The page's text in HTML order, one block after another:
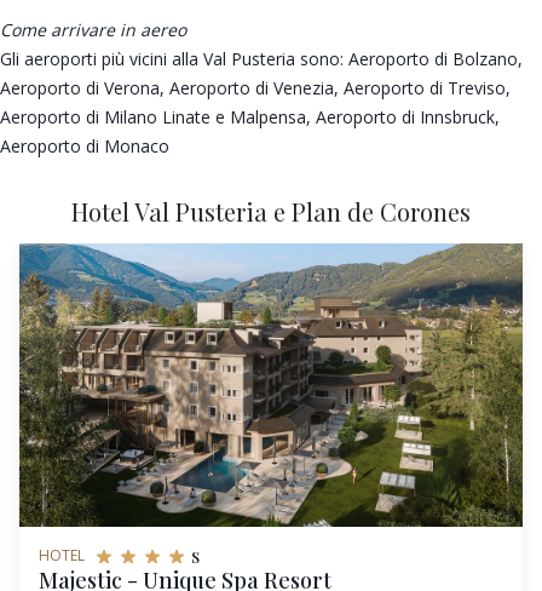
Come arrivare in aereo
Gli aeroporti più vicini alla Val Pusteria sono: Aeroporto di Bolzano,
Aeroporto di Verona, Aeroporto di Venezia, Aeroporto di Treviso,
Aeroporto di Milano Linate e Malpensa, Aeroporto di Innsbruck,
Aeroporto di Monaco
Hotel Val Pusteria e Plan de Corones
HOTEL s
Majestic - Unique Spa Resort